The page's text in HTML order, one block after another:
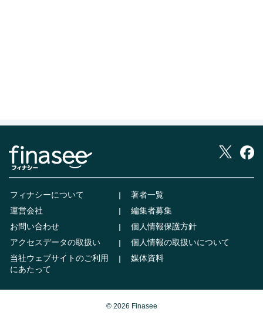
フィナシーについて
著者一覧
運営会社
編集者募集
お問い合わせ
個人情報保護方針
アクセスデータの取扱い
個人情報の取扱いについて
当社ウェブサイトのご利用
にあたって
媒体資料
© 2026 Finasee